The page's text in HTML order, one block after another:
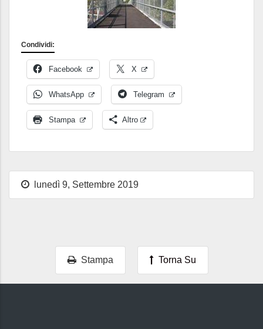
Condividi:
Facebook X
WhatsApp Telegram
Stampa Altro
lunedì 9, Settembre 2019
Stampa Torna Su